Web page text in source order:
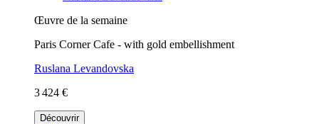
Œuvre de la semaine
Paris Corner Cafe - with gold embellishment
Ruslana Levandovska
3 424 €
Découvrir